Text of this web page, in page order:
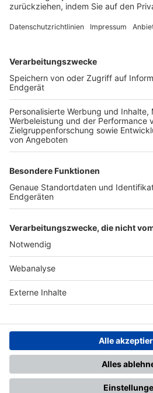
FOLGE DEM BFV
TOP-VEREINE
TOP-PARTNER
Nutzungsbedingungen Datenschutz